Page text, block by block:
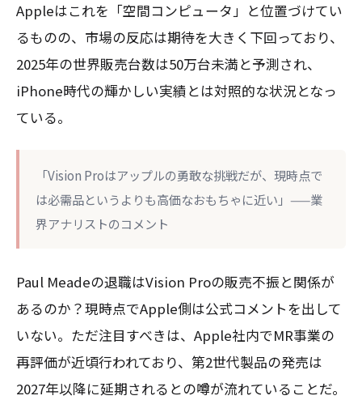
Appleはこれを「空間コンピュータ」と位置づけてい
るものの、市場の反応は期待を大きく下回っており、
2025年の世界販売台数は50万台未満と予測され、
iPhone時代の輝かしい実績とは対照的な状況となっ
ている。
「Vision Proはアップルの勇敢な挑戦だが、現時点で
は必需品というよりも高価なおもちゃに近い」——業
界アナリストのコメント
Paul Meadeの退職はVision Proの販売不振と関係が
あるのか？現時点でApple側は公式コメントを出して
いない。ただ注目すべきは、Apple社内でMR事業の
再評価が近頃行われており、第2世代製品の発売は
2027年以降に延期されるとの噂が流れていることだ。